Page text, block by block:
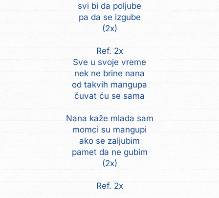
svi bi da poljube
pa da se izgube
(2x)
Ref. 2x
Sve u svoje vreme
nek ne brine nana
od takvih mangupa
čuvat ću se sama
Nana kaže mlada sam
momci su mangupi
ako se zaljubim
pamet da ne gubim
(2x)
Ref. 2x